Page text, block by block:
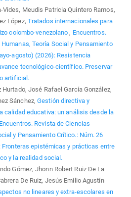
Vides, Meudis Patricia Quintero Ramos,
López, Tratados internacionales para
colombo-venezolano , Encuentros.
Teoría Social y Pensamiento
agosto) (2026): Resistencia
tecnológico-científico. Preservar
artificial.
José Rafael García González,
Sánchez,Gestión directiva y
calidad educativa: un análisis desde la
Encuentros. Revista de Ciencias
y Pensamiento Crítico.: Núm. 26
Fronteras epistémicas y prácticas entre
y la realidad social.
Gómez, Jhonn Robert Ruiz De La
De Ruiz, Jesús Emilio Agustín
no lineares y extra-escolares en